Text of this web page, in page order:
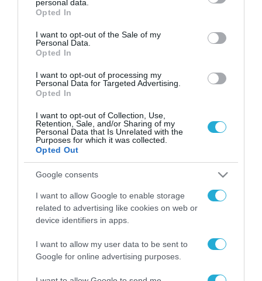
grant or deny consent to Google and its third-party tags to
use your data for below specified purposes in below Google
consent section.
personal data.
Opted In
I want to opt-out of the Sale of my
Personal Data.
Opted In
I want to opt-out of processing my
Personal Data for Targeted Advertising.
Opted In
I want to opt-out of Collection, Use,
Retention, Sale, and/or Sharing of my
Personal Data that Is Unrelated with the
Purposes for which it was collected.
Opted Out
Google consents
I want to allow Google to enable storage
related to advertising like cookies on web or
device identifiers in apps.
I want to allow my user data to be sent to
Google for online advertising purposes.